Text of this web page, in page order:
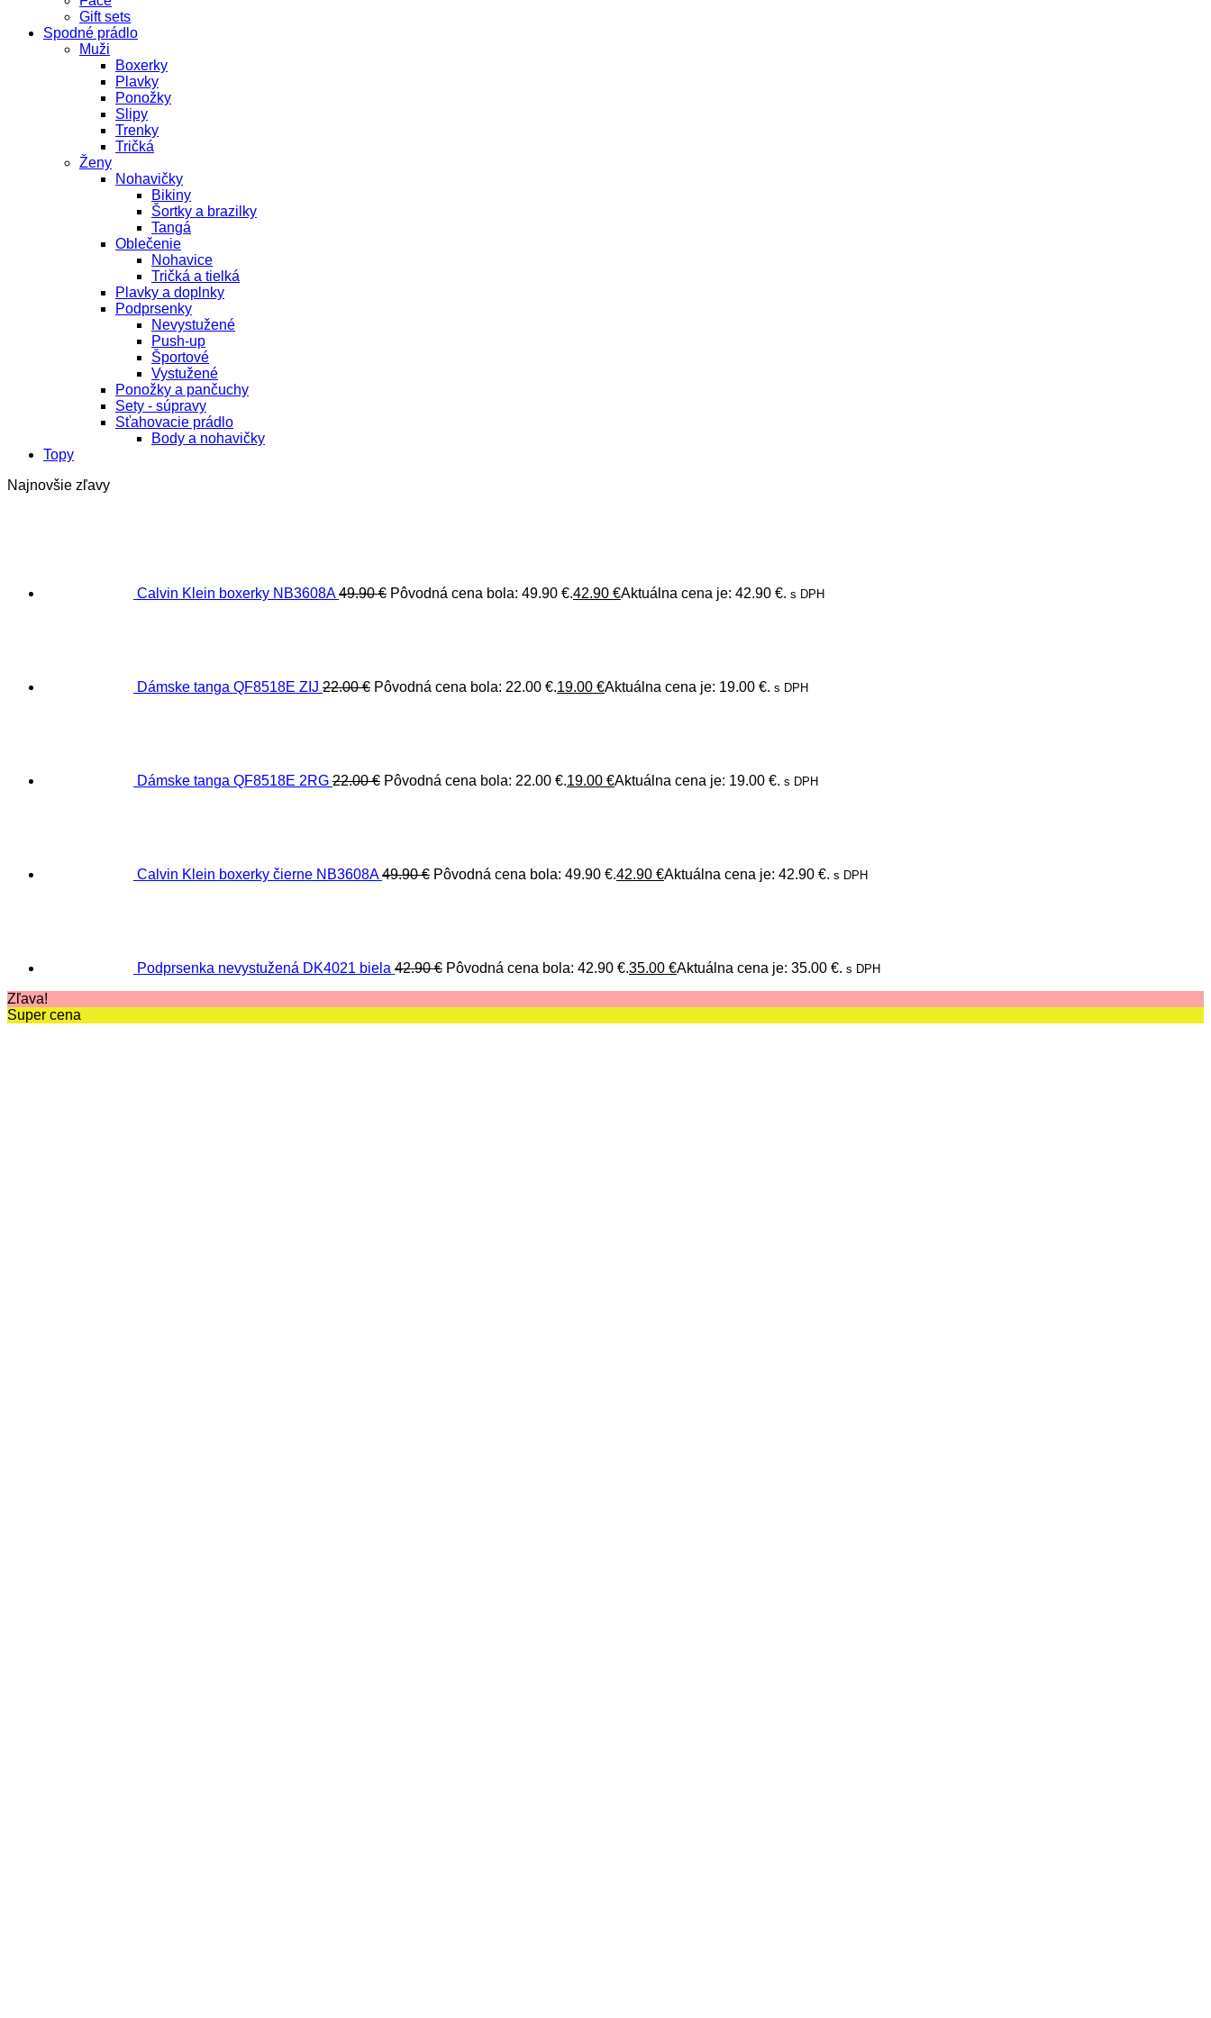
Gift sets
Spodné prádlo
Muži
Boxerky
Plavky
Ponožky
Slipy
Trenky
Tričká
Ženy
Nohavičky
Bikiny
Šortky a brazilky
Tangá
Oblečenie
Nohavice
Tričká a tielká
Plavky a doplnky
Podprsenky
Nevystužené
Push-up
Športové
Vystužené
Ponožky a pančuchy
Sety - súpravy
Sťahovacie prádlo
Body a nohavičky
Topy
Najnovšie zľavy
Calvin Klein boxerky NB3608A 49.90€ Pôvodná cena bola: 49.90 €.42.90 €Aktuálna cena je: 42.90 €. s DPH
Dámske tanga QF8518E ZIJ 22.00€ Pôvodná cena bola: 22.00 €.19.00 €Aktuálna cena je: 19.00 €. s DPH
Dámske tanga QF8518E 2RG 22.00€ Pôvodná cena bola: 22.00 €.19.00 €Aktuálna cena je: 19.00 €. s DPH
Calvin Klein boxerky čierne NB3608A 49.90€ Pôvodná cena bola: 49.90 €.42.90 €Aktuálna cena je: 42.90 €. s DPH
Podprsenka nevystužená DK4021 biela 42.90€ Pôvodná cena bola: 42.90 €.35.00 €Aktuálna cena je: 35.00 €. s DPH
Zľava!
Super cena